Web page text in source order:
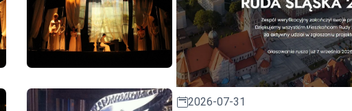
2026-07-31